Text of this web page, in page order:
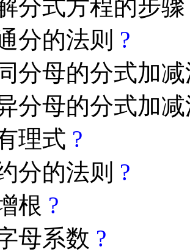
分式方程的步
分的法则 ?
分母的分式加
分母的分式加
理式 ?
分的法则 ?
根 ?
母系数 ?